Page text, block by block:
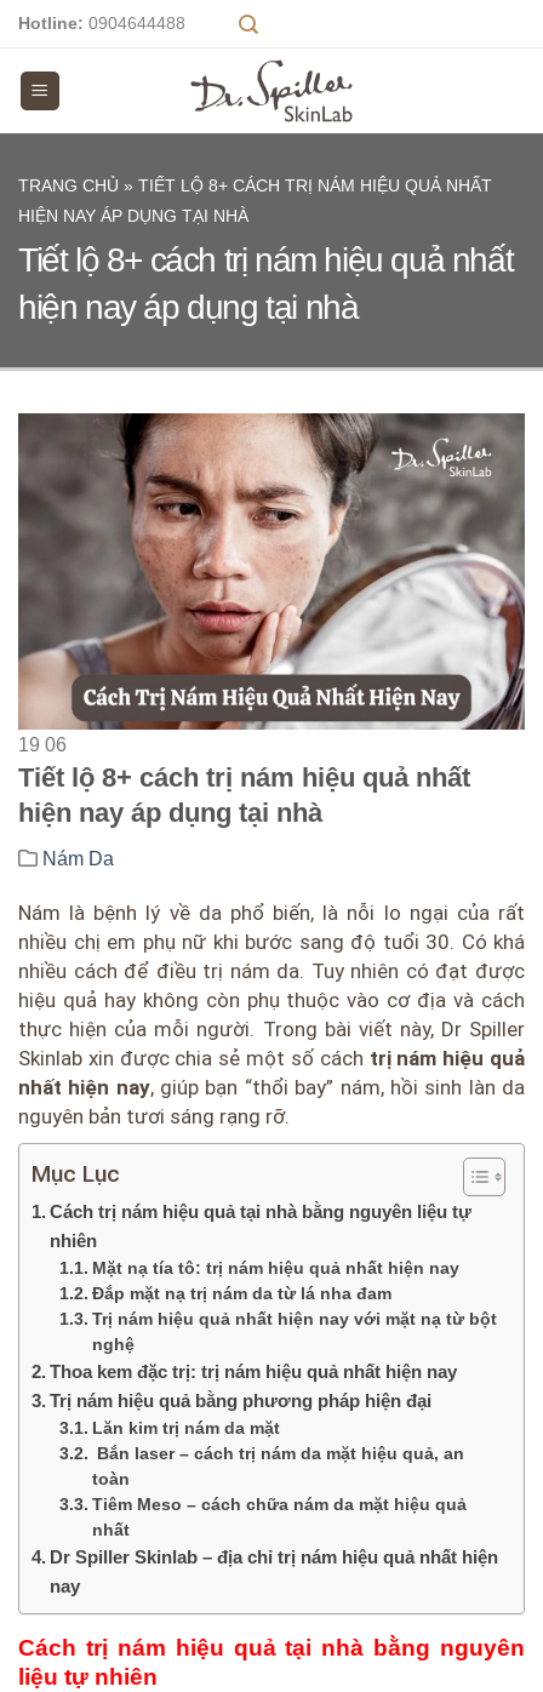
Skip
content
Hotline: 0904644488
TRANG CHỦ » TIẾT LỘ 8+ CÁCH TRỊ NÁM HIỆU QUẢ NHẤT
HIỆN NAY ÁP DỤNG TẠI NHÀ
Tiết lộ 8+ cách trị nám hiệu quả nhất
hiện nay áp dụng tại nhà
19 06
Tiết lộ 8+ cách trị nám hiệu quả nhất
hiện nay áp dụng tại nhà
Nám Da
Nám là bệnh lý về da phổ biến, là nỗi lo ngại của rất
nhiều chị em phụ nữ khi bước sang độ tuổi 30. Có khá
nhiều cách để điều trị nám da. Tuy nhiên có đạt được
hiệu quả hay không còn phụ thuộc vào cơ địa và cách
thực hiện của mỗi người. Trong bài viết này, Dr Spiller
Skinlab xin được chia sẻ một số cách trị nám hiệu quả
nhất hiện nay, giúp bạn “thổi bay” nám, hồi sinh làn da
nguyên bản tươi sáng rạng rỡ.
Mục Lục
Cách trị nám hiệu quả tại nhà bằng nguyên liệu tự
nhiên
Mặt nạ tía tô: trị nám hiệu quả nhất hiện nay
Đắp mặt nạ trị nám da từ lá nha đam
Trị nám hiệu quả nhất hiện nay với mặt nạ từ bột
nghệ
Thoa kem đặc trị: trị nám hiệu quả nhất hiện nay
Trị nám hiệu quả bằng phương pháp hiện đại
Lăn kim trị nám da mặt
Bắn laser – cách trị nám da mặt hiệu quả, an
toàn
Tiêm Meso – cách chữa nám da mặt hiệu quả
nhất
Dr Spiller Skinlab – địa chỉ trị nám hiệu quả nhất hiện
nay
Cách trị nám hiệu quả tại nhà bằng nguyên
liệu tự nhiên